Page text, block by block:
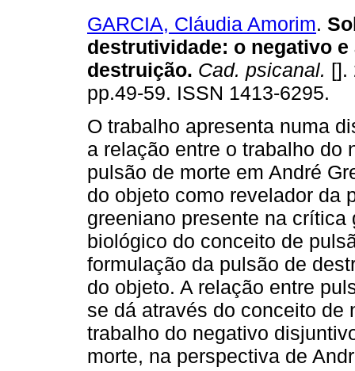
GARCIA, Cláudia Amorim.
destrutividade: o negativo
destruição. Cad. psicanal. [].
pp.49-59. ISSN 1413-6295.
O trabalho apresenta numa
a relação entre o trabalho do
pulsão de morte em André
do objeto como revelador da
greeniano presente na
biológico do conceito de
formulação da pulsão de
do objeto. A relação entre
se dá através do conceito de
trabalho do negativo
morte, na perspectiva de